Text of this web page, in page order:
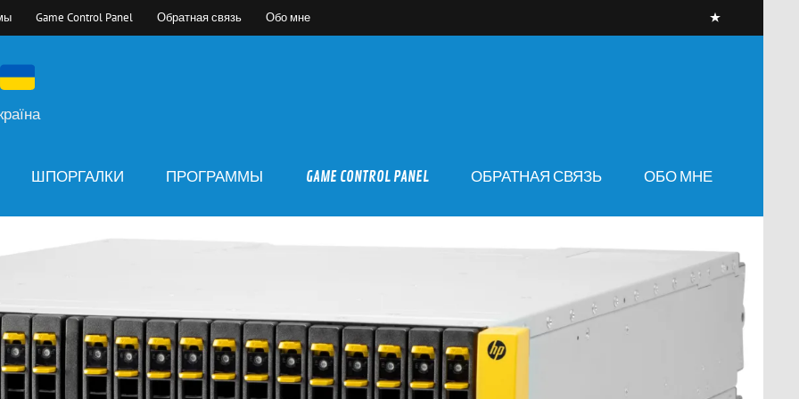
Game Control Panel Обратная связь Обо мне
ШПОРГАЛКИ ПРОГРАММЫ GAME CONTROL PANEL ОБРАТНАЯ СВЯЗЬ ОБО МНЕ